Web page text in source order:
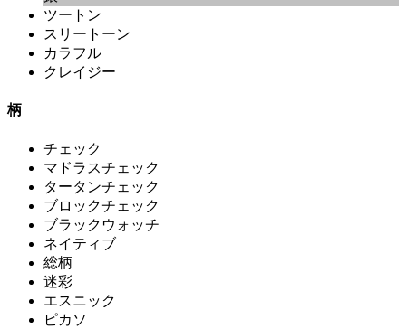
ツートン
スリートーン
カラフル
クレイジー
柄
チェック
マドラスチェック
タータンチェック
ブロックチェック
ブラックウォッチ
ネイティブ
総柄
迷彩
エスニック
ピカソ